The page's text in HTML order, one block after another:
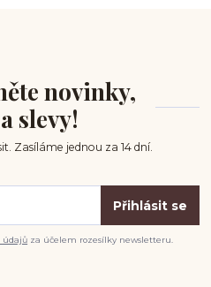
novinky,
slevy!
Zasíláme jednou za 14 dní.
Přihlásit se
údajů za účelem rozesílky newsletteru.